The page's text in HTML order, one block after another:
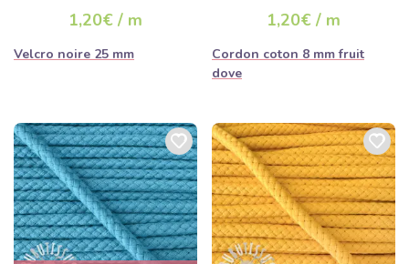
1,20€ / m
Velcro noire 25 mm
1,20€ / m
Cordon coton 8 mm fruit
dove